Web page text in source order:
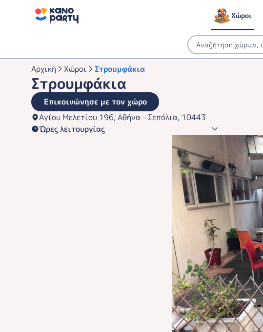
Χώροι
Αρχική Χώροι Στρουμφάκια
Στρουμφάκια
Επικοινώνησε με τον χώρο
Αγίου Μελετίου 196, Αθήνα - Σεπόλια, 10443
Ώρες λειτουργίας